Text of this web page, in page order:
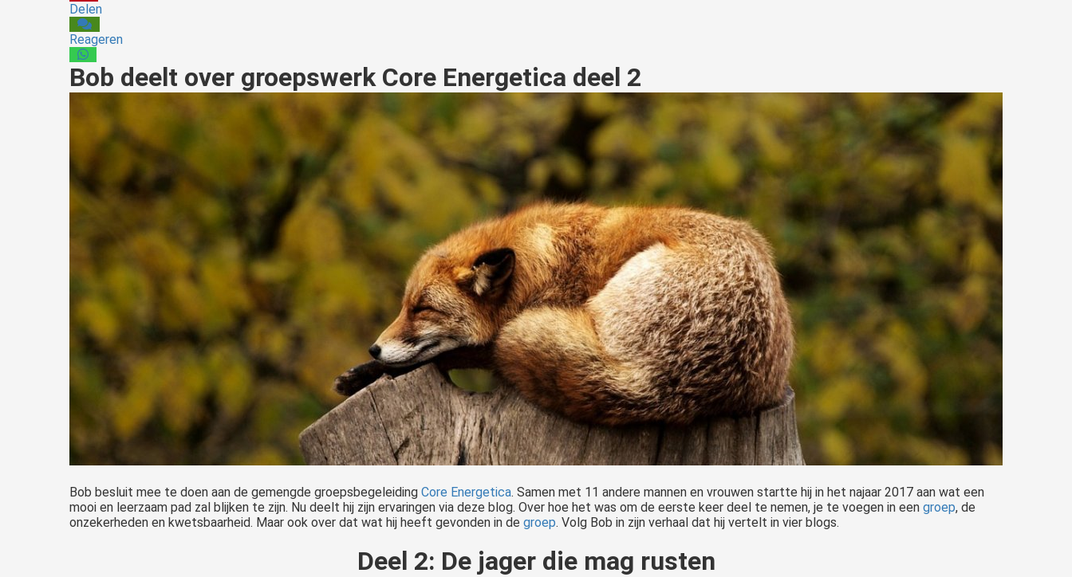
Delen
Reageren
Bob deelt over groepswerk Core Energetica deel 2
Bob besluit mee te doen aan de gemengde groepsbegeleiding Core Energetica. Samen met 11 andere mannen en vrouwen startte hij in het najaar 2017 aan wat een
mooi en leerzaam pad zal blijken te zijn. Nu deelt hij zijn ervaringen via deze blog. Over hoe het was om de eerste keer deel te nemen, je te voegen in een groep, de
onzekerheden en kwetsbaarheid. Maar ook over dat wat hij heeft gevonden in de groep. Volg Bob in zijn verhaal dat hij vertelt in vier blogs.
Deel 2: De jager die mag rusten